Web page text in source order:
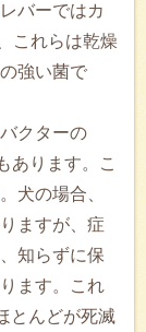
バーではカ
これらは乾燥
強い菌で
クターの
あります。こ
犬の場合、
ますが、症
知らずに保
ます。これ
とんどが死滅